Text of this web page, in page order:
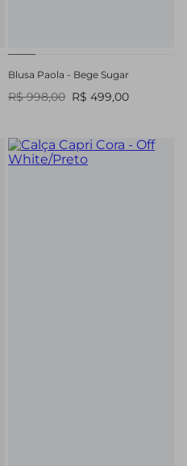
Blusa Paola - Bege Sugar
R$ 998,00 R$ 499,00